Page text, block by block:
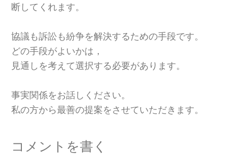
断してくれます。
協議も訴訟も紛争を解決するための手段です。
どの手段がよいかは，
見通しを考えて選択する必要があります。
事実関係をお話しください。
私の方から最善の提案をさせていただきます。
コメントを書く